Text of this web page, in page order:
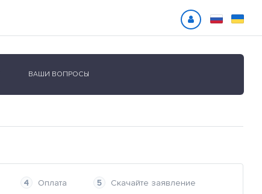
ВАШИ ВОПРОСЫ
Оплата Скачайте заявление